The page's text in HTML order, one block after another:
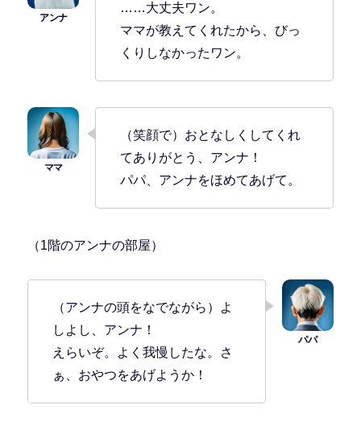
……大丈夫ワン。
ママが教えてくれたから、びっ
くりしなかったワン。
（笑顔で）おとなしくしてくれ
てありがとう、アンナ！
パパ、アンナをほめてあげて。
（1階のアンナの部屋）
（アンナの頭をなでながら）よ
しよし、アンナ！
えらいぞ。よく我慢したな。さ
ぁ、おやつをあげようか！